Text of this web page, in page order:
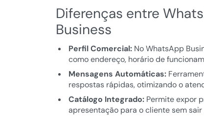
Diferenças entre
Business
Perfil Comercial:No WhatsApp
como endereço, horário de
Mensagens Automáticas:
respostas rápidas, otimizando o
Catálogo Integrado:Permite expor
apresentação para o cliente sem sair